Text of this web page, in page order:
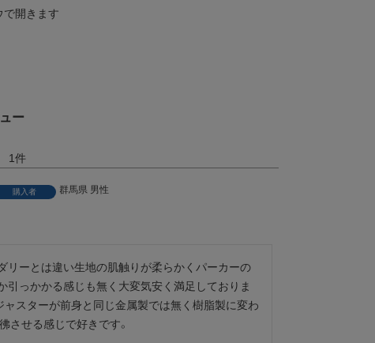
で開きます
ー
1
購入者 群馬県 男性
リーとは違い生地の肌触りが柔らかくパーカーの
引っかかる感じも無く大変気安く満足しておりま
ャスターが前身と同じ金属製では無く樹脂製に変わ
させる感じで好きです。